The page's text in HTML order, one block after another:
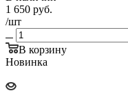
1 650 руб.
/шт
В корзину
Новинка